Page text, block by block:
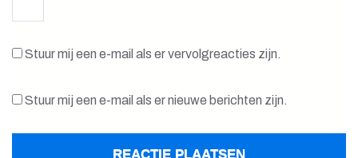
Stuur mij een e-mail als er vervolgreacties zijn.
Stuur mij een e-mail als er nieuwe berichten zijn.